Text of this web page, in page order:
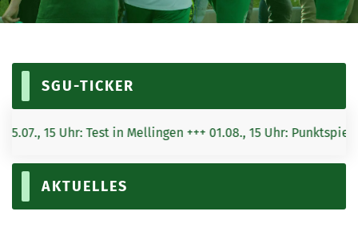
MID-AGER
NACHWUCHS
KEGELN
SGU-TICKER
Test in Mellingen +++ 01.08., 15 Uhr: Punktspielstart
AKTUELLES